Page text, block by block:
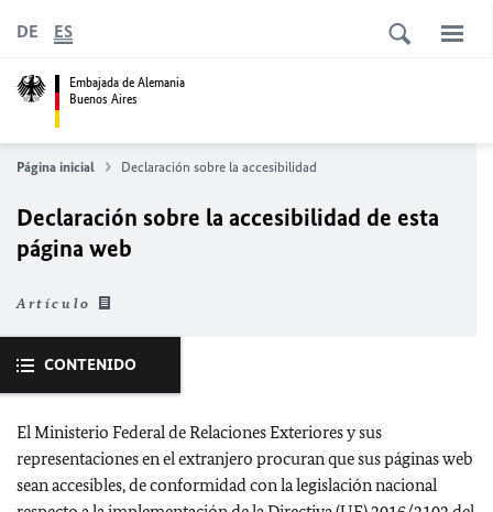
Embajada de Alemania
Buenos Aires
DE ES
Página inicial Declaración sobre la accesibilidad
Declaración sobre la accesibilidad de esta
página web
Artículo
CONTENIDO
El Ministerio Federal de Relaciones Exteriores y sus
representaciones en el extranjero procuran que sus páginas web
sean accesibles, de conformidad con la legislación nacional